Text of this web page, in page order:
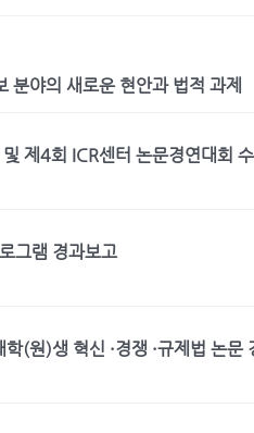
분야의 새로운 현안과 법적 과제
제4회 ICR센터 논문경연대회
그램 경과보고
(원)생 혁신 ·경쟁 ·규제법 논문